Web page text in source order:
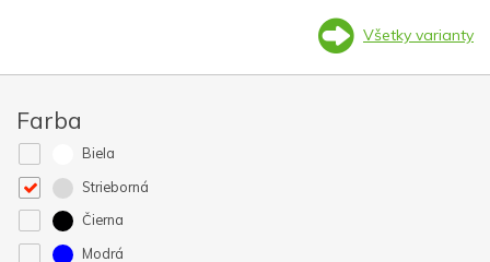
Všetky varianty
Farba
Biela
Strieborná
Čierna
Modrá